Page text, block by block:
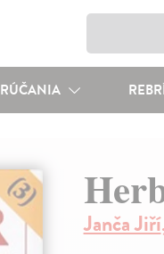
Janča Jiří